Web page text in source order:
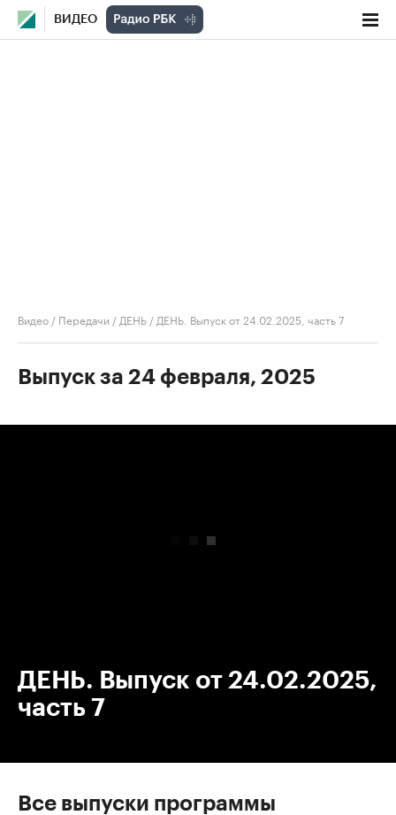
ВИДЕО
Видео / Передачи / ДЕНЬ / ДЕНЬ. Выпуск от 24.02.2025, часть 7
Выпуск за 24 февраля, 2025
ДЕНЬ. Выпуск от 24.02.2025,
часть 7
Все выпуски программы